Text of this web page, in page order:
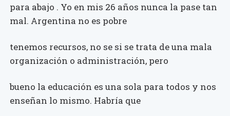
para abajo . Yo en mis 26 años nunca la pase tan
mal. Argentina no es pobre
tenemos recursos, no se si se trata de una mala
organización o administración, pero
bueno la educación es una sola para todos y nos
enseñan lo mismo. Habría que